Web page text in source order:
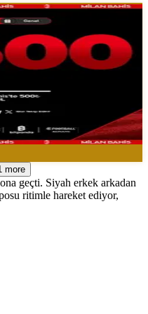
more
geçti. Siyah erkek arkadan
ritimle hareket ediyor,